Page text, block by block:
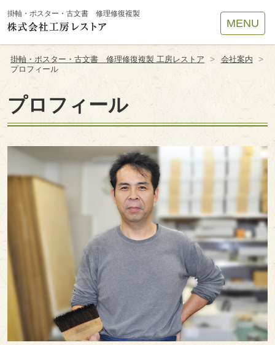
掛軸・ポスター・古文書 修理修復複製
MENU
掛軸・ポスター・古文書 修理修復複製 工房レストア > 会社案内 >
プロフィール
プロフィール
Site
Footer